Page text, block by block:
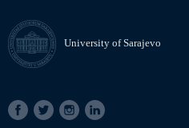
University of Sarajevo
SOCIAL
LINKS